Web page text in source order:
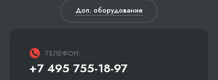
Доп. оборудование
ТЕЛЕФОН:
+7 495 755-18-97